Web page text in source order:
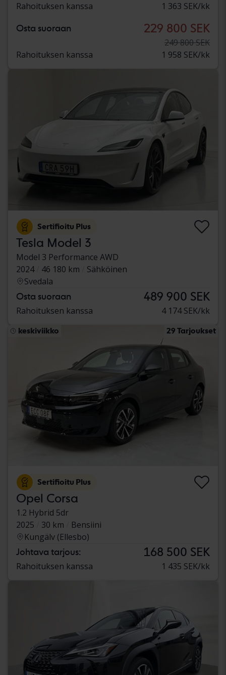
Rahoituksen kanssa 1 363 SEK/kk
Osta suoraan 229 800 SEK
249 800 SEK
Rahoituksen kanssa
1 958 SEK/kk
Sertifioitu Plus
Tesla Model 3
Model 3 Performance AWD
2024
46 180 km
Sähköinen
Svedala
Osta suoraan 489 900 SEK
Rahoituksen kanssa 4 174 SEK/kk
keskiviikko 29 Tarjoukset
Sertifioitu Plus
Opel Corsa
1.2 Hybrid 5dr
2025
30 km
Bensiini
Kungälv (Ellesbo)
Johtava tarjous: 168 500 SEK
Rahoituksen kanssa 1 435 SEK/kk